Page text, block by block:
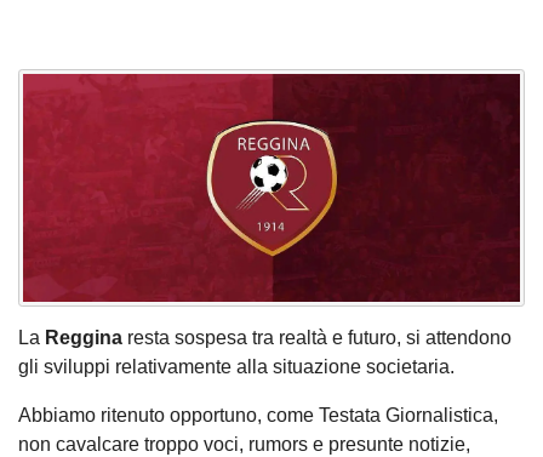
La Reggina resta sospesa tra realtà e futuro, si attendono
gli sviluppi relativamente alla situazione societaria.
Abbiamo ritenuto opportuno, come Testata Giornalistica,
non cavalcare troppo voci, rumors e presunte notizie,